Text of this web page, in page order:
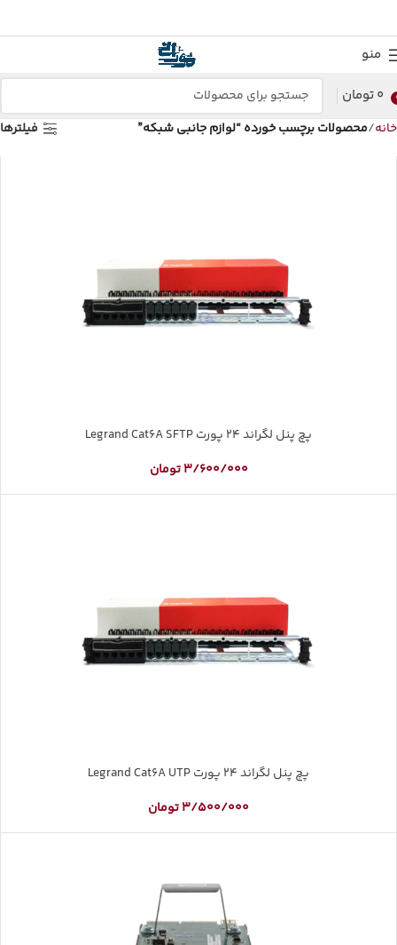
منو
0تومان
خانه محصولات برچسب خورده “لوازم جانبی شبکه” فیلترها
پچ پنل لگراند 24 پورت Legrand Cat6A SFTP
3/600/000 تومان
پچ پنل لگراند 24 پورت Legrand Cat6A UTP
3/500/000تومان